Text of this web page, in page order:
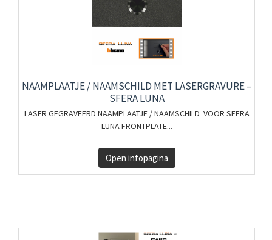
NAAMPLAATJE / NAAMSCHILD MET LASERGRAVURE –
SFERA LUNA
LASER GEGRAVEERD NAAMPLAATJE / NAAMSCHILD VOOR SFERA
LUNA FRONTPLATE...
Open infopagina